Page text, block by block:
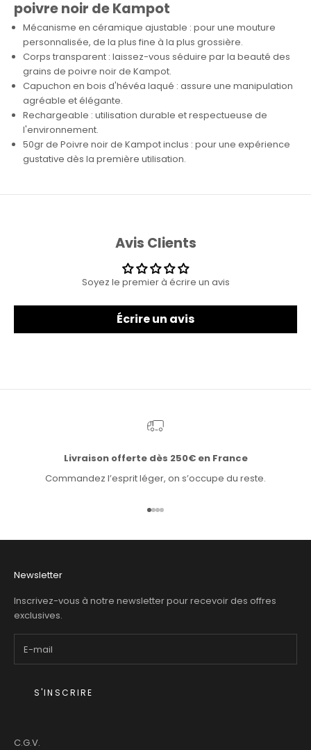
poivre noir de Kampot
Mécanisme en céramique ajustable : pour une mouture
personnalisée, de la plus fine à la plus grossière.
Corps transparent : laissez-vous séduire par la beauté des
grains de poivre noir de Kampot.
Capuchon en bois d'hévéa laqué : assure une manipulation
agréable et élégante.
Rechargeable : utilisation durable et respectueuse de
l'environnement.
50gr de Poivre noir de Kampot inclus : pour une expérience
gustative dès la première utilisation.
Avis Clients
Soyez le premier à écrire un avis
Écrire un avis
Livraison offerte dès 250€ en France
Commandez l’esprit léger, on s’occupe du reste.
Aller à l'élément 1
Aller à l'élément 2
Aller à l'élément 3
Aller à l'élément 4
Newsletter
Inscrivez-vous à notre newsletter pour recevoir des offres
exclusives.
S'INSCRIRE
C.G.V.